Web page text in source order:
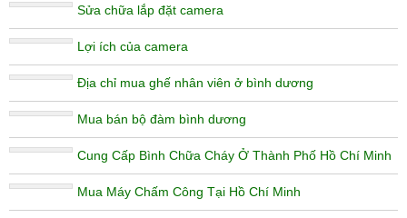
Sửa chữa lắp đặt camera
Lợi ích của camera
Địa chỉ mua ghế nhân viên ở bình dương
Mua bán bộ đàm bình dương
Cung Cấp Bình Chữa Cháy Ở Thành Phố Hồ Chí Minh
Mua Máy Chấm Công Tại Hồ Chí Minh